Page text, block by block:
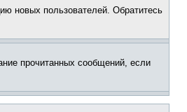
новых пользователей. Обратитесь
прочитанных сообщений, если